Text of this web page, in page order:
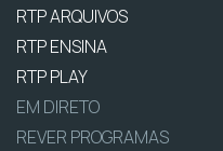
RTP ARQUIVOS
RTP ENSINA
RTP PLAY
EM DIRETO
REVER PROGRAMAS